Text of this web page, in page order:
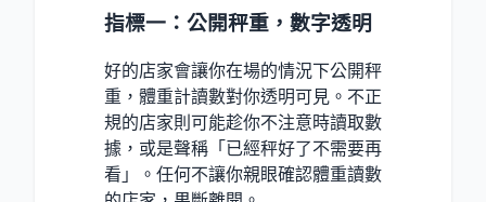
指標一：公開秤重，數字透明
好的店家會讓你在場的情況下公開秤
重，體重計讀數對你透明可見。不正
規的店家則可能趁你不注意時讀取數
據，或是聲稱「已經秤好了不需要再
看」。任何不讓你親眼確認體重讀數